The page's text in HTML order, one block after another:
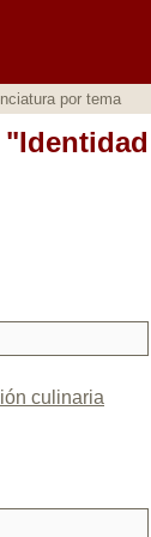
por tema
culinaria